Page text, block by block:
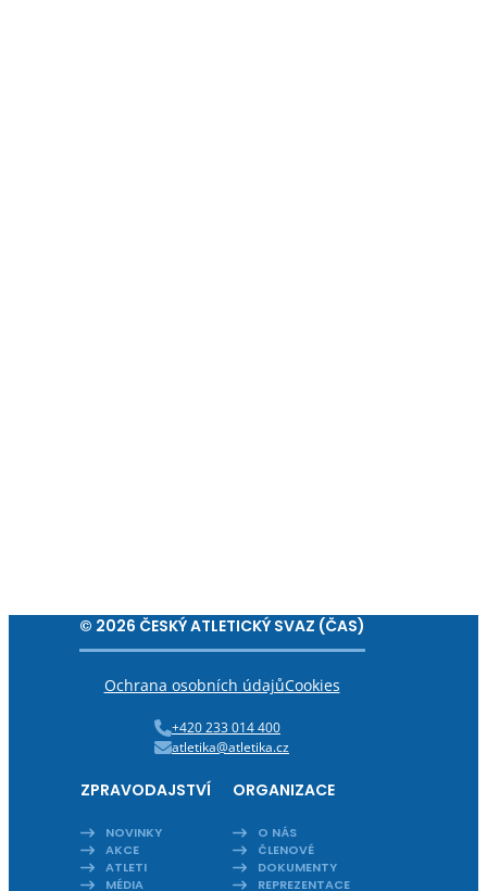
© 2026 ČESKÝ ATLETICKÝ SVAZ (ČAS)
Ochrana osobních údajůCookies
+420 233 014 400
atletika@atletika.cz
ZPRAVODAJSTVÍ
NOVINKY
AKCE
ATLETI
MÉDIA
ORGANIZACE
O NÁS
ČLENOVÉ
DOKUMENTY
REPREZENTACE